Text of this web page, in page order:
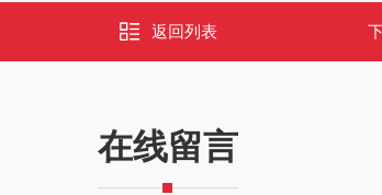
返回列表
在线留言